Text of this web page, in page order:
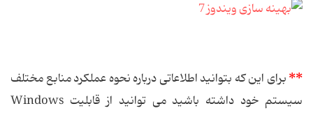
**برای این كه بتوانید اطلاعاتی درباره نحوه عملکرد منابع مختلف
سیستم خود داشته باشید می توانید از قابلیت Windows